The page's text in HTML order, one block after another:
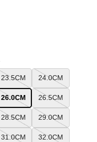
23.5CM 24.0CM
26.0CM 26.5CM
28.5CM 29.0CM
31.0CM 32.0CM